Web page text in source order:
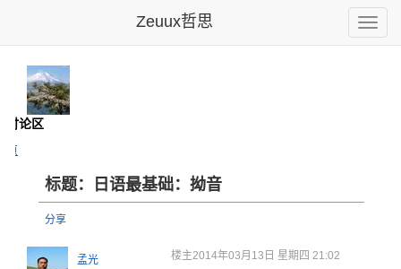
Toggle
Zeuux哲思
论区
页
标题：日语最基础：拗音
分享
孟光 楼主2014年03月13日 星期四 21:02